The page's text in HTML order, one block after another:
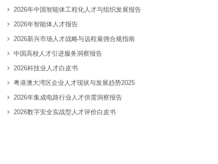
2026年中国智能体工程化人才与组织发展报告
2026年智能体人才报告
2026新兴市场人才战略与远程雇佣合规指南
中国高校人才引进服务洞察报告
2026科技业人才白皮书
粤港澳大湾区企业人才现状与发展趋势2025
2026年集成电路行业人才供需洞察报告
2026数字安全实战型人才评价白皮书